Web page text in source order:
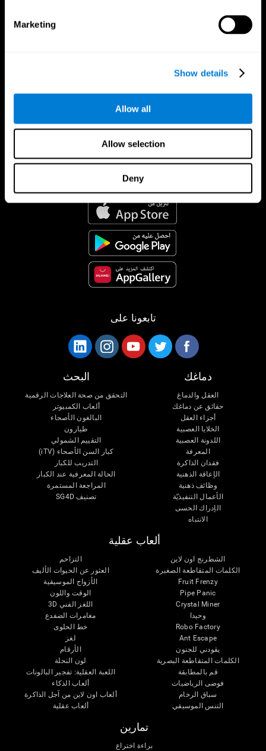
Marketing
Show details
Allow all
Allow selection
Denyتطبيق CogniFit
تابعونا على
دماغك
العقل والدماغ
حقائق عن دماغك
أجزاء العقل
الخلايا العصبية
اللدونة العصبية
المعرفة
فقدان الذاكرة
الإعاقة الذهنية
وظائف ذهنية
الأعمال التنفيذيّة
الإدراك الحسى
الانتباه
البحث
التحقق من صحة العلاجات الرقمية
ألعاب الكمبيوتر
البالغون الأصحاء
طيارون
التقييم الشمولي
كبار السن الأصحاء (iTV)
التدريب للكبار
الحالة المعرفية عند الكبار
المراجعة المستمرة
تصنيف SG4D
ألعاب عقلية
الشطرنج اون لاين
الكلمات المتقاطعة الصغيرة
Fruit Frenzy
Pipe Panic
Crystal Miner
وحيدا
Robo Factory
Ant Escape
يقودني للجنون
الكلمات المتقاطعة البصرية
قم بالمطابقة
فوضى الرياضيات
سباق الرخام
التنس الموسيقي
التزاحم
العثور عن الحيوات الأليف
الأزواج الموسيقية
الوقت واللون
اللغز الفني 3D
مغامرات الضفدع
خط الحلوى
لغز
الأرقام
لون النحلة
اللعبة العقلية: تفجير البالونات
ألعاب الذكاء
ألعاب اون لاين من آجل الذاكرة
ألعاب عقلية
تمارين
براءة اختراع